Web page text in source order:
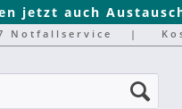
jetzt auch
Notfallservice |